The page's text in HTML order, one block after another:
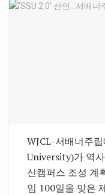
WJCL-서배너주
University)가 역
신캠퍼스 조성 계
임 100일을 맞은